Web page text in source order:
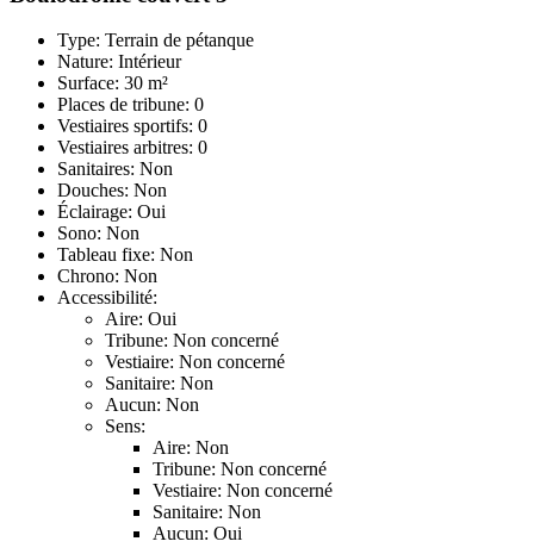
Type: Terrain de pétanque
Nature: Intérieur
Surface: 30 m²
Places de tribune: 0
Vestiaires sportifs: 0
Vestiaires arbitres: 0
Sanitaires: Non
Douches: Non
Éclairage: Oui
Sono: Non
Tableau fixe: Non
Chrono: Non
Accessibilité:
Aire: Oui
Tribune: Non concerné
Vestiaire: Non concerné
Sanitaire: Non
Aucun: Non
Sens:
Aire: Non
Tribune: Non concerné
Vestiaire: Non concerné
Sanitaire: Non
Aucun: Oui